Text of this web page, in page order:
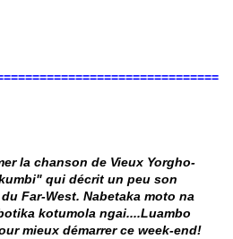
la chanson de Vieux Yorgho-
qui décrit un peu son
Far-West. Nabetaka moto na
kotumola ngai....Luambo
mieux démarrer ce week-end!